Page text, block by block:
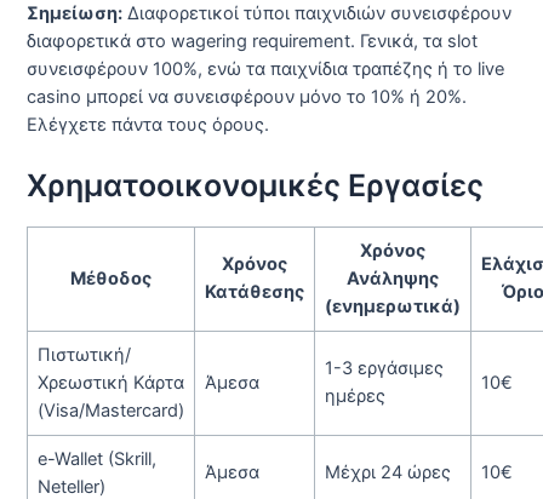
Σημείωση: Διαφορετικοί τύποι παιχνιδιών συνεισφέρουν
διαφορετικά στο wagering requirement. Γενικά, τα slot
συνεισφέρουν 100%, ενώ τα παιχνίδια τραπέζης ή το live
casino μπορεί να συνεισφέρουν μόνο το 10% ή 20%.
Ελέγχετε πάντα τους όρους.
Χρηματοοικονομικές Εργασίες
Μέθοδος
Χρόνος
Κατάθεσης
Χρόνος
Ανάληψης
(ενημερωτικά)
Πιστωτική/
Χρεωστική Κάρτα
(Visa/Mastercard)
Άμεσα
1-3 εργάσιμες
ημέρες
10€
e-Wallet (Skrill,
Neteller)
Άμεσα Μέχρι 24 ώρες 10€